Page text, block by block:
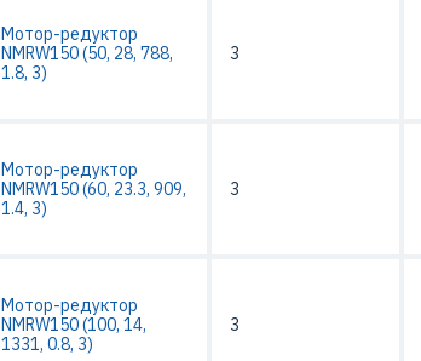
Мотор-редуктор
NMRW150 (50, 28, 788,
1.8, 3)
3
Мотор-редуктор
NMRW150 (60, 23.3, 909,
1.4, 3)
3
Мотор-редуктор
NMRW150 (100, 14,
1331, 0.8, 3)
3